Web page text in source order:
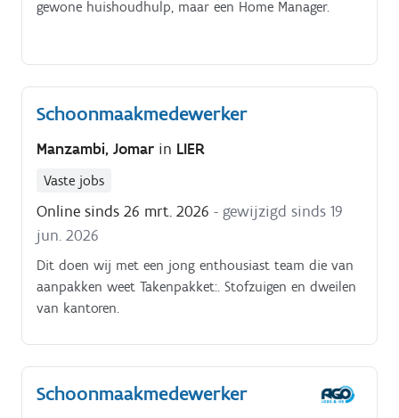
gewone huishoudhulp, maar een Home Manager.
Schoonmaakmedewerker
Manzambi, Jomar in LIER
Vaste jobs
Online sinds 26 mrt. 2026 - gewijzigd sinds 19
jun. 2026
Dit doen wij met een jong enthousiast team die van
aanpakken weet Takenpakket:. Stofzuigen en dweilen
van kantoren.
Schoonmaakmedewerker